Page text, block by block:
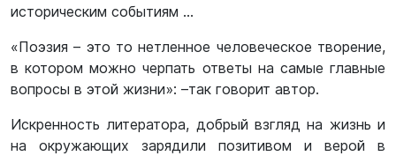
историческим событиям …
«Поэзия – это то нетленное человеческое творение,
в котором можно черпать ответы на самые главные
вопросы в этой жизни»: –так говорит автор.
Искренность литератора, добрый взгляд на жизнь и
на окружающих зарядили позитивом и верой в